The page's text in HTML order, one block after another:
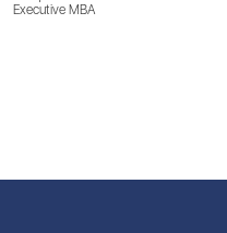
Executive MBA